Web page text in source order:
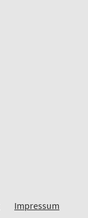
Impressum